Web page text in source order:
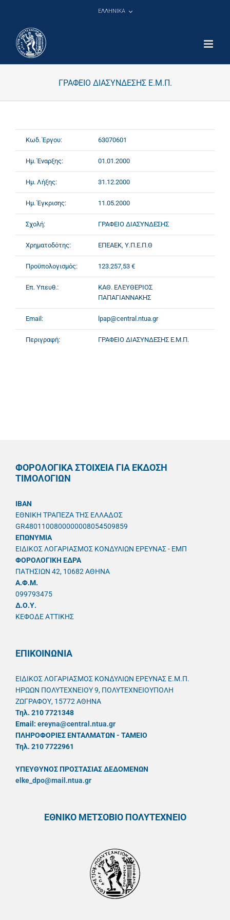
ΕΛΛΗΝΙΚΑ
ΓΡΑΦΕΙΟ ΔΙΑΣΥΝΔΕΣΗΣ Ε.Μ.Π.
Κωδ. Έργου: 63070601
Ημ. Έναρξης: 01.01.2000
Ημ. Λήξης: 31.12.2000
Ημ. Έγκρισης: 11.05.2000
Σχολή: ΓΡΑΦΕΙΟ ΔΙΑΣΥΝΔΕΣΗΣ
Χρηματοδότης: ΕΠΕΑΕΚ, Υ.Π.Ε.Π.Θ
Προϋπολογισμός: 123.257,53 €
Επ. Υπευθ.:
ΚΑΘ. ΕΛΕΥΘΕΡΙΟΣ
ΠΑΠΑΓΙΑΝΝΑΚΗΣ
Email: lpap@central.ntua.gr
Περιγραφή: ΓΡΑΦΕΙΟ ΔΙΑΣΥΝΔΕΣΗΣ Ε.Μ.Π.
ΦΟΡΟΛΟΓΙΚΑ ΣΤΟΙΧΕΙΑ ΓΙΑ ΕΚΔΟΣΗ
ΤΙΜΟΛΟΓΙΩΝ
IBAN
ΕΘΝΙΚΗ ΤΡΑΠΕΖΑ ΤΗΣ ΕΛΛΑΔΟΣ
GR4801100800000008054509859
ΕΠΩΝΥΜΙΑ
ΕΙΔΙΚΟΣ ΛΟΓΑΡΙΑΣΜΟΣ ΚΟΝΔΥΛΙΩΝ ΕΡΕΥΝΑΣ - ΕΜΠ
ΦΟΡΟΛΟΓΙΚΗ ΕΔΡΑ
ΠΑΤΗΣΙΩΝ 42, 10682 ΑΘΗΝΑ
A.Φ.Μ.
099793475
Δ.Ο.Υ.
ΚΕΦΟΔΕ ΑΤΤΙΚΗΣ
ΕΠΙΚΟΙΝΩΝΙΑ
ΕΙΔΙΚΟΣ ΛΟΓΑΡΙΑΣΜΟΣ ΚΟΝΔΥΛΙΩΝ ΕΡΕΥΝΑΣ Ε.Μ.Π.
ΗΡΩΩΝ ΠΟΛΥΤΕΧΝΕΙΟΥ 9, ΠΟΛΥΤΕΧΝΕΙΟΥΠΟΛΗ
ΖΩΓΡΑΦΟΥ, 15772 ΑΘΗΝΑ
Τηλ. 210 7721348
Email: ereyna@central.ntua.gr
ΠΛΗΡΟΦΟΡΙΕΣ ΕΝΤΑΛΜΑΤΩΝ - ΤΑΜΕΙΟ
Τηλ. 210 7722961
ΥΠΕΥΘYΝΟΣ ΠΡΟΣΤΑΣΙΑΣ ΔΕΔΟΜΕΝΩΝ
elke_dpo@mail.ntua.gr
ΕΘΝΙΚΟ ΜΕΤΣΟΒΙΟ ΠΟΛΥΤΕΧΝΕΙΟ